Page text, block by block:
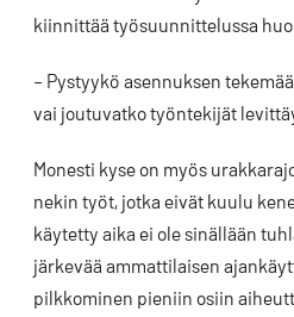
kiinnittää työsuunnittelussa
– Pystyykö asennuksen
vai joutuvatko työntekijät
Monesti kyse on myös
nekin työt, jotka eivät kuulu
käytetty aika ei ole sinällään
järkevää ammattilaisen
pilkkominen pieniin osiin